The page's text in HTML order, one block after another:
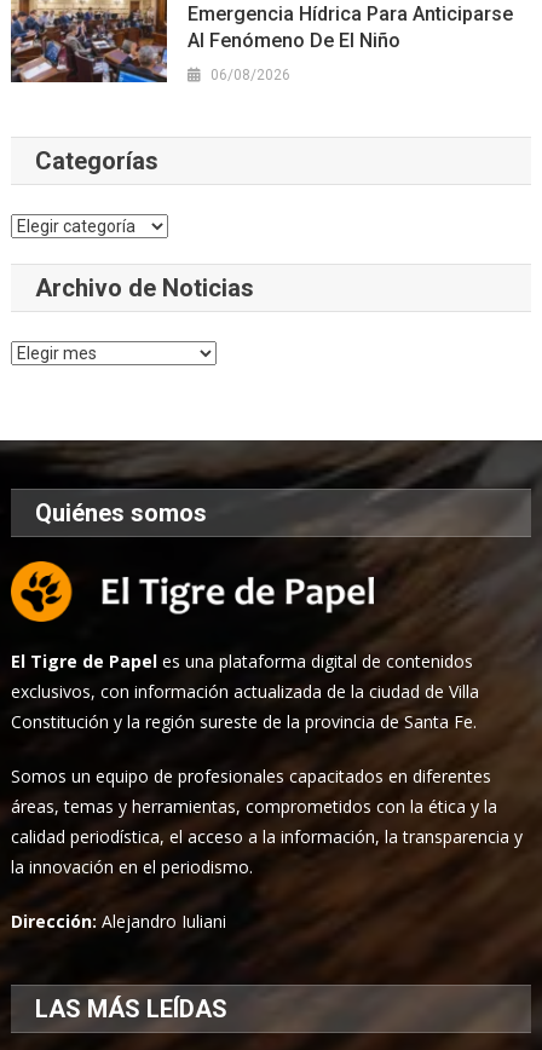
Emergencia Hídrica Para Anticiparse
Al Fenómeno De El Niño
06/08/2026
Categorías
Categorías
Archivo de Noticias
Archivo
Quiénes somos
El Tigre de Papel es una plataforma digital de contenidos
exclusivos, con información actualizada de la ciudad de Villa
Constitución y la región sureste de la provincia de Santa Fe.
Somos un equipo de profesionales capacitados en diferentes
áreas, temas y herramientas, comprometidos con la ética y la
calidad periodística, el acceso a la información, la transparencia y
la innovación en el periodismo.
Dirección:Alejandro Iuliani
LAS MÁS LEÍDAS